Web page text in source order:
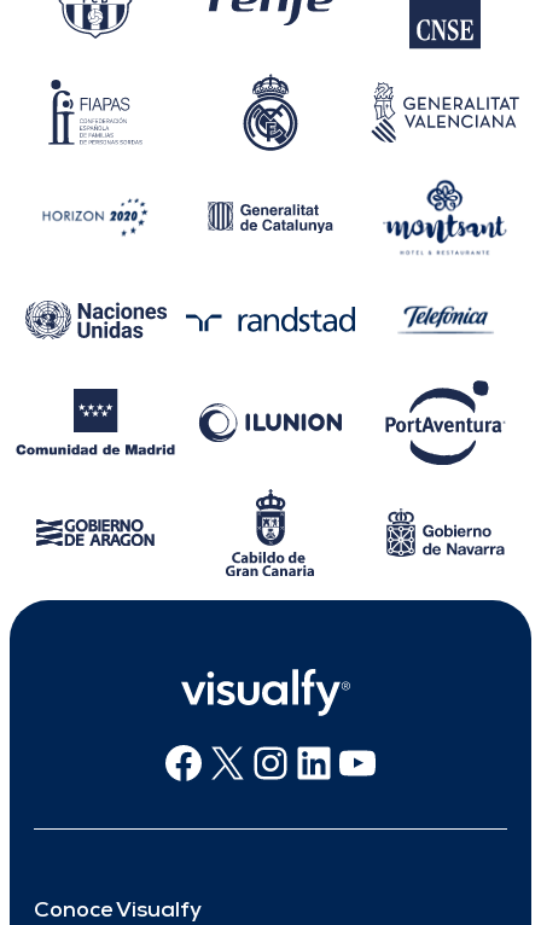
Facebook
X Instagram
Linkedin
Youtube
Conoce Visualfy